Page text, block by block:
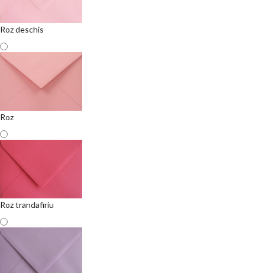
Roz deschis
Roz
Roz trandafiriu